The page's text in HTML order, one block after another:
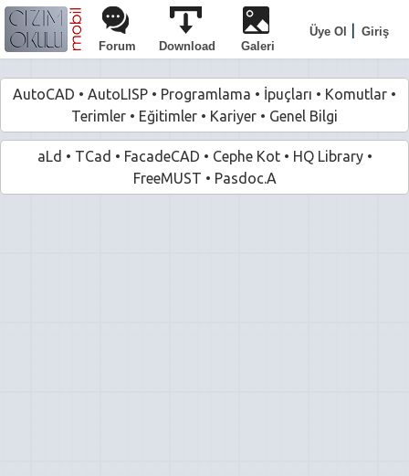
Üye Ol
Giriş
Forum
Download Galeri
AutoCAD • AutoLISP • Programlama • İpuçları • Komutlar •
Terimler • Eğitimler • Kariyer • Genel Bilgi
aLd • TCad • FacadeCAD • Cephe Kot• HQ Library•
FreeMUST • Pasdoc.A